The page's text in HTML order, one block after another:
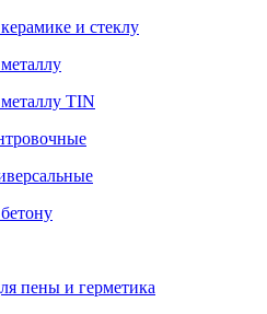
и стеклу
TIN
пены и герметика